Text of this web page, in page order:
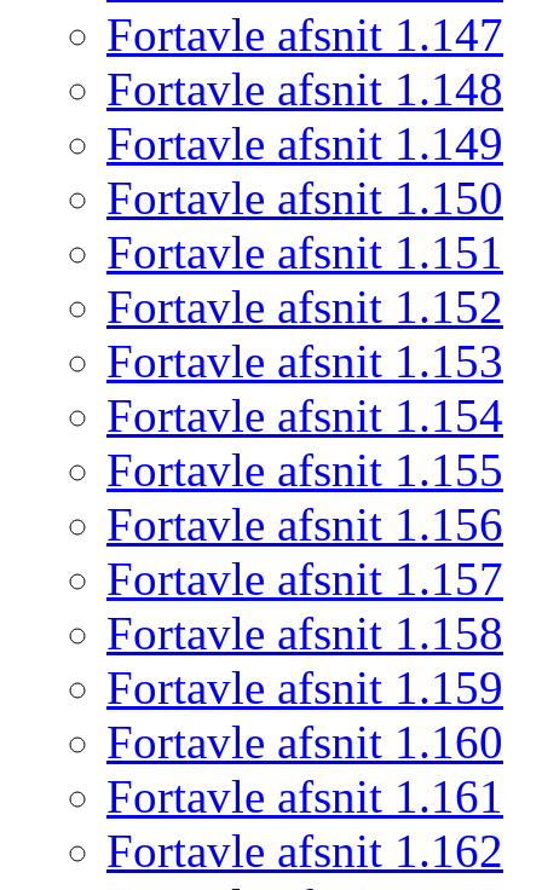
Fortavle afsnit 1.147
Fortavle afsnit 1.148
Fortavle afsnit 1.149
Fortavle afsnit 1.150
Fortavle afsnit 1.151
Fortavle afsnit 1.152
Fortavle afsnit 1.153
Fortavle afsnit 1.154
Fortavle afsnit 1.155
Fortavle afsnit 1.156
Fortavle afsnit 1.157
Fortavle afsnit 1.158
Fortavle afsnit 1.159
Fortavle afsnit 1.160
Fortavle afsnit 1.161
Fortavle afsnit 1.162